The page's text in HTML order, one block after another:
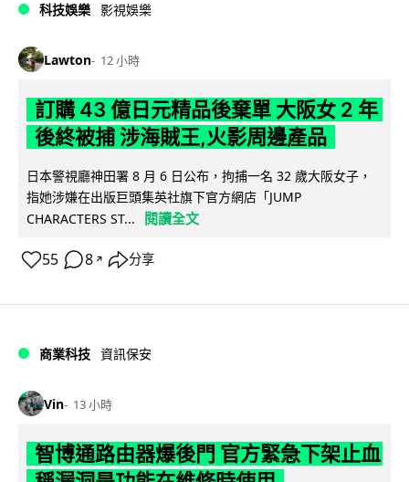
科技娛樂 影視娛樂
Lawton 12 小時
訂購 43 億日元精品後棄單 大阪女 2 年
後終被捕 涉海賊王,火影周邊產品
日本警視廳神田署 8 月 6 日公布，拘捕一名 32 歲大阪女子，
指她涉嫌在出版巨頭集英社旗下官方網店「JUMP
CHARACTERS ST...
閱讀全文
55 8 ↗ 分享
商業科技 資訊保安
Vin 13 小時
智博通路由器爆後門 官方緊急下架止血